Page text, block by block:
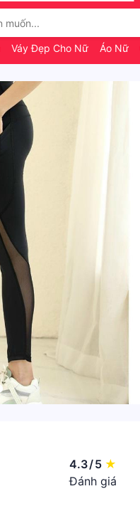
Váy Đẹp Cho Nữ Áo Nữ
4.3/5 ★
Đánh giá